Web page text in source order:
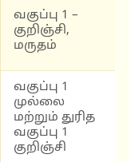
வகுப்பு 1 –
குறிஞ்சி,
மருதம்
வகுப்பு 1
முல்லை
மற்றும் துரித
வகுப்பு 1
குறிஞ்சி